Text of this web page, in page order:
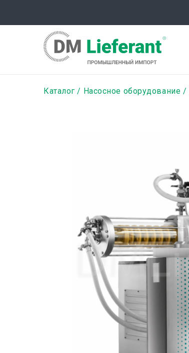
содержанию
Строка
Каталог Насосное оборудование